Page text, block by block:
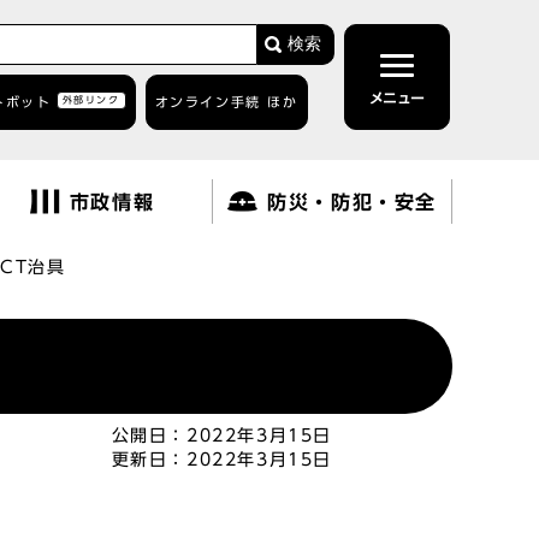
検索
ボット 外部リンク オンライン手続 ほか メニュー
市政情報 防災・防犯・安全
ICT治具
公開日： 2022年3月15日
更新日： 2022年3月15日